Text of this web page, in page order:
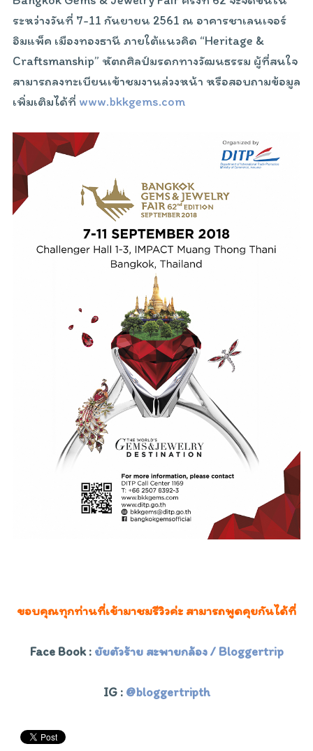
ระหว่างวันที่ 7-11 กันยายน 2561 ณ อาคารชาเลนเจอร์
อิมแพ็ค เมืองทองธานี ภายใต้แนวคิด “Heritage &
Craftsmanship” หัตถศิลป์มรดกทางวัฒนธรรม ผู้ที่สนใจ
สามารถลงทะเบียนเข้าชมงานล่วงหน้า หรือสอบถามข้อมูล
เพิ่มเติมได้ที่ www.bkkgems.com
ขอบคุณทุกท่านที่เข้ามาชมรีวิวค่ะ สามารถพูดคุยกันได้ที่
Face Book : ยัยตัวร้าย สะพายกล้อง / Bloggertrip
IG : @bloggertripth